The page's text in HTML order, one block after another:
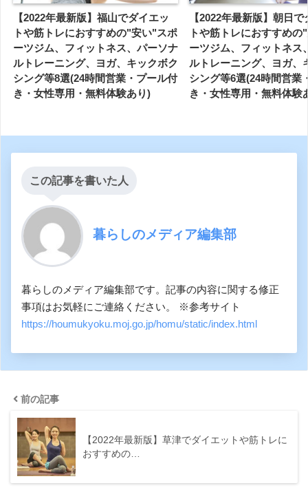
【2022年最新版】福山でダイエッ
トや筋トレにおすすめの"安い"スポ
ーツジム、フィットネス、パーソナ
ルトレーニング、ヨガ、キックボク
シング等8選(24時間営業・プール付
き・女性専用・無料体験あり)
【2022年最新版】朝日
トや筋トレにおすすめの
ーツジム、フィットネス
ルトレーニング、ヨガ、
シング等6選(24時間営業
き・女性専用・無料体験
この記事を書いた人
暮らしのメディア編集部
暮らしのメディア編集部です。記事の内容に関する修正
事項はお気軽にご連絡ください。 ※参考サイト
https://houmukyoku.moj.go.jp/homu/static/index.html
前の記事
【2022年最新版】草津でダイエットや筋トレに
おすすめの…